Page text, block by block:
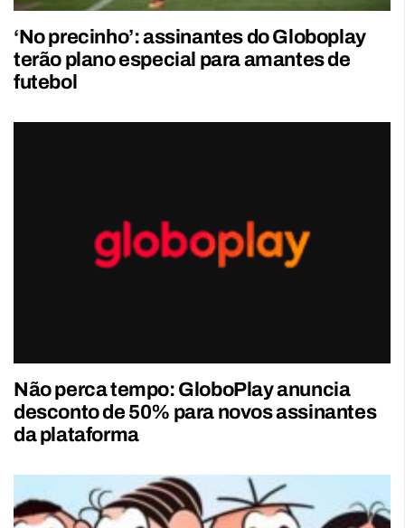
‘No precinho’: assinantes do Globoplay
terão plano especial para amantes de
futebol
Não perca tempo: GloboPlay anuncia
desconto de 50% para novos assinantes
da plataforma